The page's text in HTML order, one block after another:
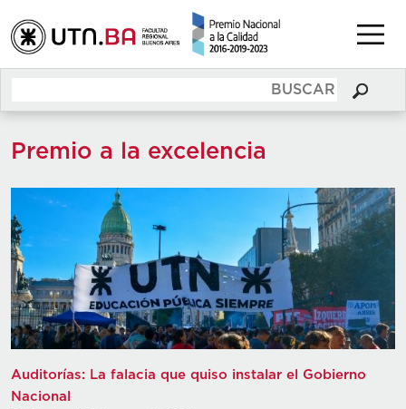
Premio a la excelencia
Auditorías: La falacia que quiso instalar el Gobierno
Nacional